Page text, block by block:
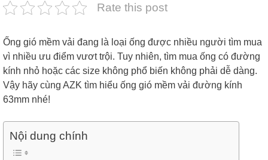
Rate this post
Ống gió mềm vải đang là loại ống được nhiều người tìm mua
vì nhiều ưu điểm vươt trội. Tuy nhiên, tìm mua ống có đường
kính nhỏ hoặc các size không phổ biến không phải dễ dàng.
Vậy hãy cùng AZK tìm hiểu ống gió mềm vải đường kính
63mm nhé!
Nội dung chính